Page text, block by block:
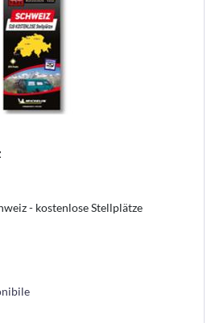
- kostenlose Stellplätze